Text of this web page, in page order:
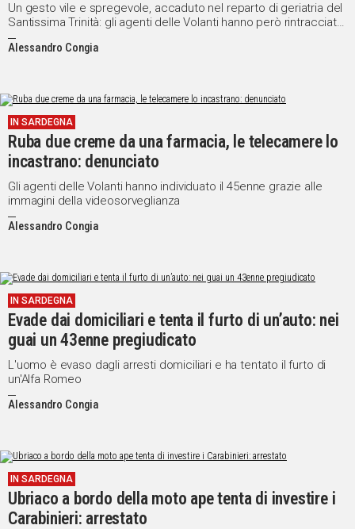
Un gesto vile e spregevole, accaduto nel reparto di geriatria del
Santissima Trinità: gli agenti delle Volanti hanno però rintracciato
e arrestato il colpevole
Alessandro Congia
IN SARDEGNA
Ruba due creme da una farmacia, le telecamere lo
incastrano: denunciato
Gli agenti delle Volanti hanno individuato il 45enne grazie alle
immagini della videosorveglianza
Alessandro Congia
IN SARDEGNA
Evade dai domiciliari e tenta il furto di un’auto: nei
guai un 43enne pregiudicato
L'uomo è evaso dagli arresti domiciliari e ha tentato il furto di
un'Alfa Romeo
Alessandro Congia
IN SARDEGNA
Ubriaco a bordo della moto ape tenta di investire i
Carabinieri: arrestato